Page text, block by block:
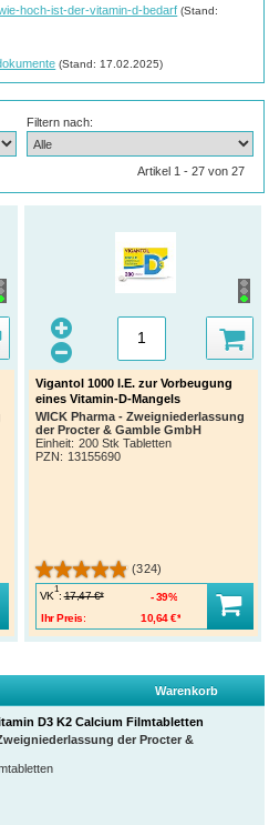
hoch-ist-der-vitamin-d-bedarf (Stand:
(Stand: 17.02.2025)
Filtern nach:
Artikel 1 - 27 von 27
Vigantol 1000 I.E. zur Vorbeugung
eines Vitamin-D-Mangels
WICK Pharma - Zweigniederlassung
der Procter & Gamble GmbH
Einheit: 200 Stk Tabletten
PZN: 13155690
(324)
VK
1
: 17,47 €*
Ihr Preis:
10,64 €*
39%
Warenkorb
D3 K2 Calcium Filmtabletten
der Procter &